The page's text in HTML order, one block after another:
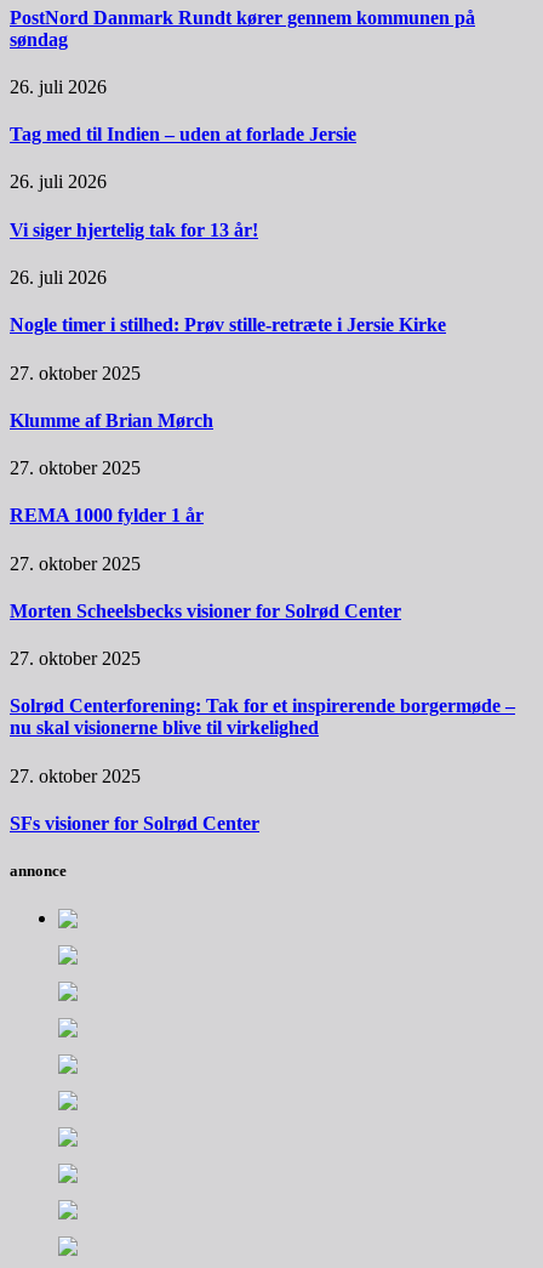
PostNord Danmark Rundt kører gennem kommunen på
søndag
26. juli 2026
Tag med til Indien – uden at forlade Jersie
26. juli 2026
Vi siger hjertelig tak for 13 år!
26. juli 2026
Nogle timer i stilhed: Prøv stille-retræte i Jersie Kirke
27. oktober 2025
Klumme af Brian Mørch
27. oktober 2025
REMA 1000 fylder 1 år
27. oktober 2025
Morten Scheelsbecks visioner for Solrød Center
27. oktober 2025
Solrød Centerforening: Tak for et inspirerende borgermøde –
nu skal visionerne blive til virkelighed
27. oktober 2025
SFs visioner for Solrød Center
annonce